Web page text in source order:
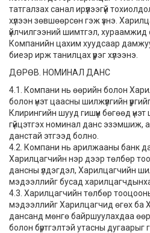
татгалзах санал ирүүлээгүй
хүлээн зөвшөөрсөн гэж үзнэ.
үйлчилгээний шимтгэл, хураамжид
Компанийн цахим хуудсаар
биеэр ирж танилцах үүрэг хүлээнэ.
ДӨРӨВ. НОМИНАЛ ДАНС
4.1. Компани нь өөрийн болон
болон үнэт цаасны шилжүүлгийн
Клирингийн шууд гишүүн бөгөөд
гүйцэтгэх номинал данс эзэмшиж,
данстай этгээд болно.
4.2. Компани нь арилжааны банк
Харилцагчийн нэр дээр төлбөр
дансны үлдэгдэл, Харилцагчийн
мэдээллийг бусад
4.3. Харилцагчийн төлбөр
мэдээллийг Харилцагчид өгөх ба
дансанд мөнгө байршуулахдаа
болон бүртгэлтэй утасны дугаарыг